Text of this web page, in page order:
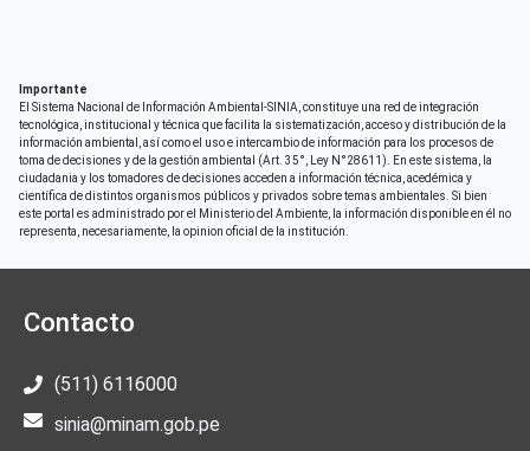
Acceso irrestricto a todo su contenido
Repositorio de origen
SIAR Huánuco
Importante
El Sistema Nacional de Información Ambiental-SINIA, constituye una red de integración
tecnológica, institucional y técnica que facilita la sistematización, acceso y distribución de la
información ambiental, así como el uso e intercambio de información para los procesos de
toma de decisiones y de la gestión ambiental (Art. 35°, Ley N°28611). En este sistema, la
ciudadania y los tomadores de decisiones acceden a información técnica, acedémica y
científica de distintos organismos públicos y privados sobre temas ambientales. Si bien
este portal es administrado por el Ministerio del Ambiente, la información disponible en él no
representa, necesariamente, la opinion oficial de la institución.
Contacto
(511) 6116000
sinia@minam.gob.pe